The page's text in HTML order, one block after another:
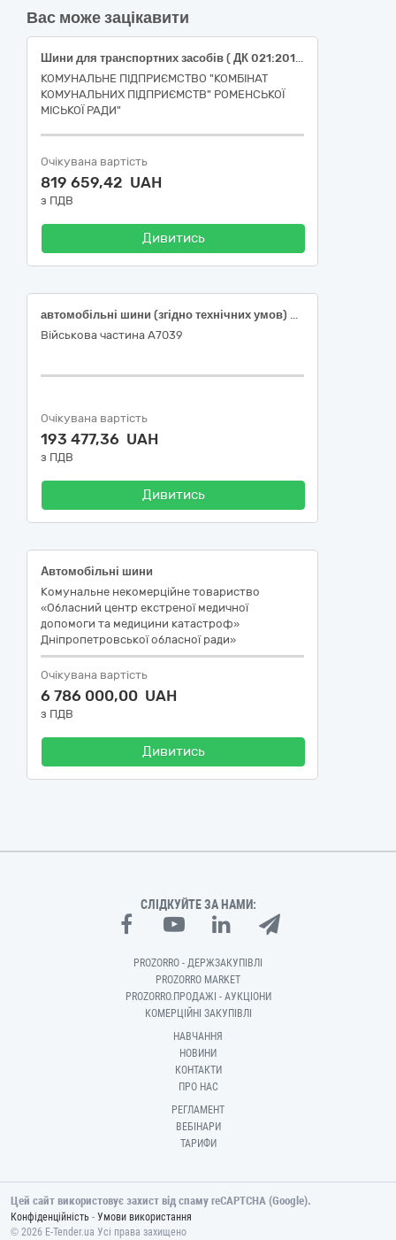
Вас може зацікавити
Шини для транспортних засобів ( ДК 021:2015:34350000-5-Шини до транспортних засобів великої та малої тоннажності)
КОМУНАЛЬНЕ ПІДПРИЄМСТВО "КОМБІНАТ
КОМУНАЛЬНИХ ПІДПРИЄМСТВ" РОМЕНСЬКОЇ
МІСЬКОЇ РАДИ"
Очікувана вартість
819 659,42 UAH
з ПДВ
Дивитись
автомобільні шини (згідно технічних умов) для спецтехніки
Військова частина А7039
Очікувана вартість
193 477,36 UAH
з ПДВ
Дивитись
Автомобільні шини
Комунальне некомерційне товариство
«Обласний центр екстреної медичної
допомоги та медицини катастроф»
Дніпропетровської обласної ради»
Очікувана вартість
6 786 000,00 UAH
з ПДВ
Дивитись
СЛІДКУЙТЕ ЗА НАМИ:
PROZORRO - ДЕРЖЗАКУПІВЛІ
PROZORRO MARKET
PROZORRO.ПРОДАЖІ - АУКЦІОНИ
КОМЕРЦІЙНІ ЗАКУПІВЛІ
НАВЧАННЯ
НОВИНИ
КОНТАКТИ
ПРО НАС
РЕГЛАМЕНТ
ВЕБІНАРИ
ТАРИФИ
Цей сайт використовує захист від спаму reCAPTCHA (Google).
Конфіденційність - Умови використання
© 2026 E-Tender.ua Усі права захищено